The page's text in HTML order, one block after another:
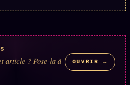
article ? Pose-la à
OUVRIR →